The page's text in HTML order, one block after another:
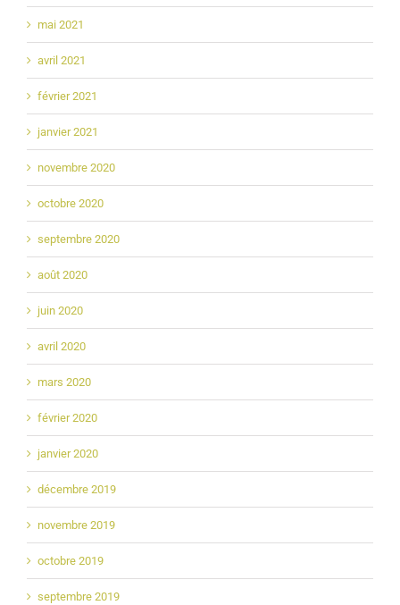
mai 2021
avril 2021
février 2021
janvier 2021
novembre 2020
octobre 2020
septembre 2020
août 2020
juin 2020
avril 2020
mars 2020
février 2020
janvier 2020
décembre 2019
novembre 2019
octobre 2019
septembre 2019